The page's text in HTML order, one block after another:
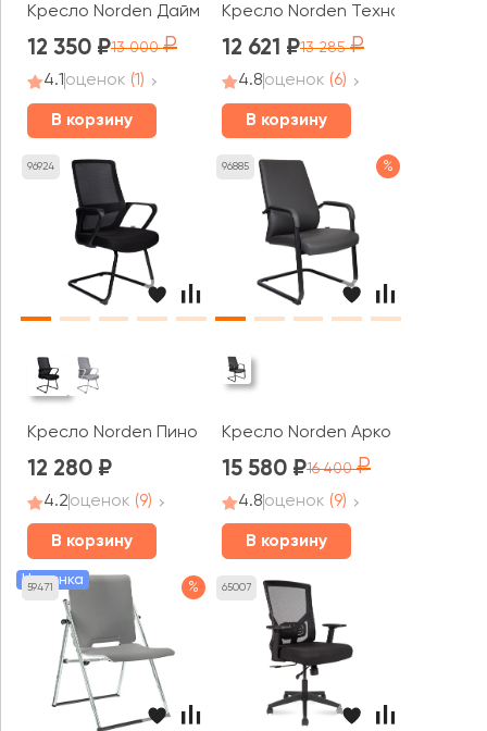
Кресло Norden Даймонд CF / Diamond CF
12 350 13 000
4.1оценок (1)
В корзину
Кресло Norden Техно LB
12 621 13 285
4.8оценок (6)
В корзину
96924
Кресло Norden Пино / Pino black CF
12 280
4.2оценок (9)
В корзину
96885 %
Кресло Norden Арко CF грэй /
15 580 16 400
4.8оценок (9)
В корзину
59471
Новинка % 65007